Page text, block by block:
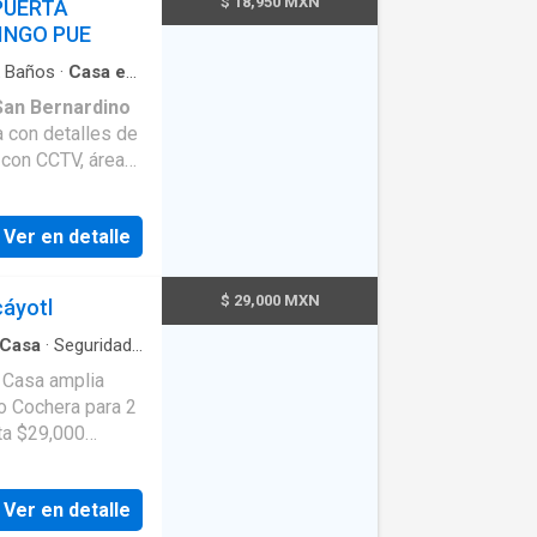
PUE
Baños · Casa en
·Cisterna·
·
·Jardín·
Bernardino
Boulevard
comedor, 1/2
Ver en detalle
Casa · Seguridad·
verdes·
·Vista
amplia
Ver en detalle
$ 29,000 MXN